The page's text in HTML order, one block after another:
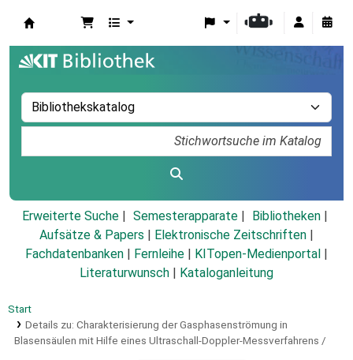
Erweiterte Suche Semesterapparate
Bibliotheken
Aufsätze & Papers
Elektronische Zeitschriften
Fachdatenbanken
Fernleihe KITopen-Medienportal
Literaturwunsch
Kataloganleitung
Start
Details zu: Charakterisierung der Gasphasenströmung in
Blasensäulen mit Hilfe eines Ultraschall-Doppler-Messverfahrens /